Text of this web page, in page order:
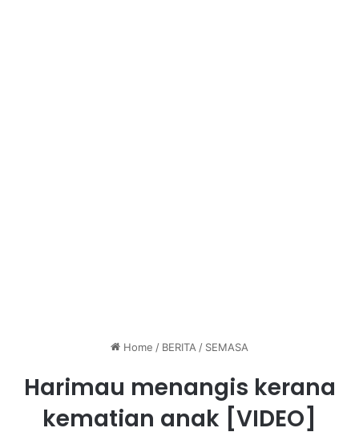
Home / BERITA / SEMASA
Harimau menangis kerana
kematian anak [VIDEO]